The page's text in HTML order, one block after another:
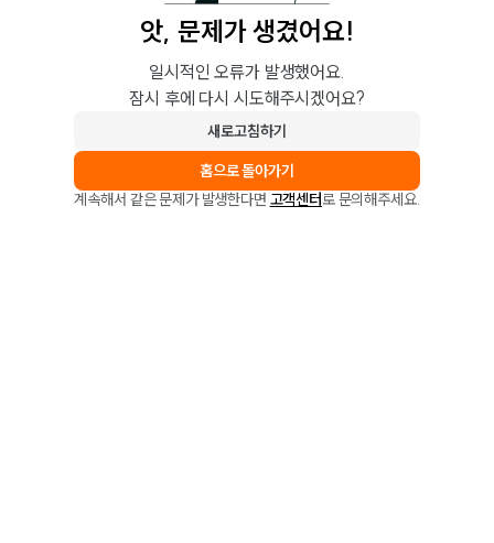
앗, 문제가 생겼어요!
일시적인 오류가 발생했어요.
잠시 후에 다시 시도해주시겠어요?
새로고침하기
홈으로 돌아가기
계속해서 같은 문제가 발생한다면 고객센터로 문의해주세요.